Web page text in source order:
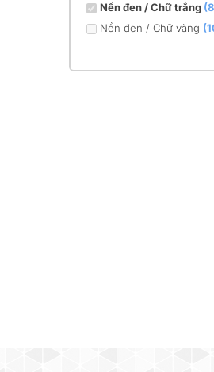
Nền đen / Chữ trắng
Nền đen / Chữ vàng